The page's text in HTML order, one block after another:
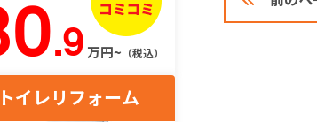
.9 万円~ （税込）
トイレリフォーム